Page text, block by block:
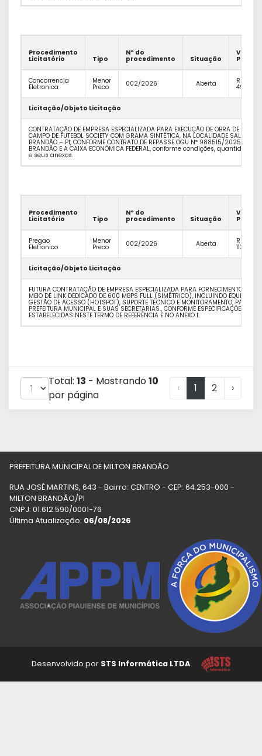
Procedimento
Licitatório Tipo
Nº do
procedimento Situação
Valor
Concorrencia
Eletronica
Menor
Preco 002/2026 Aberta R$
Licitação/Objeto Licitação
CONTRATAÇÃO DE EMPRESA ESPECIALIZADA PARA EXECUÇÃO DE OBRA DE
CAMPO DE FUTEBOL SOCIETY COM GRAMA SINTÉTICA, NA LOCALIDADE
BRANDÃO – PI, CONFORME CONTRATO DE REPASSE OGU Nº 988515/2025,
BRANDÃO E A CAIXA ECONÔMICA FEDERAL, conforme condições,
e seus anexos.
Procedimento
Licitatório Tipo
Nº do
procedimento Situação
Valor
Pregao
Eletronico
Menor
Preco 002/2026 Aberta R$
Licitação/Objeto Licitação
FUTURA CONTRATAÇÃO DE EMPRESA ESPECIALIZADA PARA FORNECIMENTO DE
MEIO DE LINK DEDICADO DE 600 MBPS FULL (SIMÉTRICO), INCLUINDO
GESTÃO DE ACESSO (HOTSPOT), SUPORTE TÉCNICO E MONITORAMENTO, PARA
PREFEITURA MUNICIPAL E SUAS SECRETARIAS., CONFORME ESPECIFICAÇÕES,
ESTABELECIDAS NESTE TERMO DE REFERÊNCIA E NO ANEXO I.
Total:13 - Mostrando10
por página
‹ 1 2 ›
PREFEITURA MUNICIPAL DE MILTON BRANDÃO
RUA JOSÉ MARTINS, 643 - Bairro: CENTRO - CEP: 64.253-000 -
MILTON BRANDÃO/PI
CNPJ: 01.612.590/0001-76
Última Atualização: 06/08/2026
Desenvolvido por STS Informática LTDA